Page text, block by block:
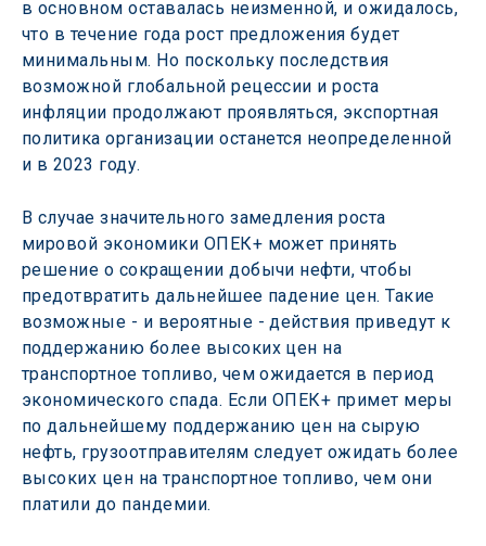
в основном оставалась неизменной, и ожидалось,
что в течение года рост предложения будет
минимальным. Но поскольку последствия
возможной глобальной рецессии и роста
инфляции продолжают проявляться, экспортная
политика организации останется неопределенной
и в 2023 году.
В случае значительного замедления роста
мировой экономики ОПЕК+ может принять
решение о сокращении добычи нефти, чтобы
предотвратить дальнейшее падение цен. Такие
возможные - и вероятные - действия приведут к
поддержанию более высоких цен на
транспортное топливо, чем ожидается в период
экономического спада. Если ОПЕК+ примет меры
по дальнейшему поддержанию цен на сырую
нефть, грузоотправителям следует ожидать более
высоких цен на транспортное топливо, чем они
платили до пандемии.